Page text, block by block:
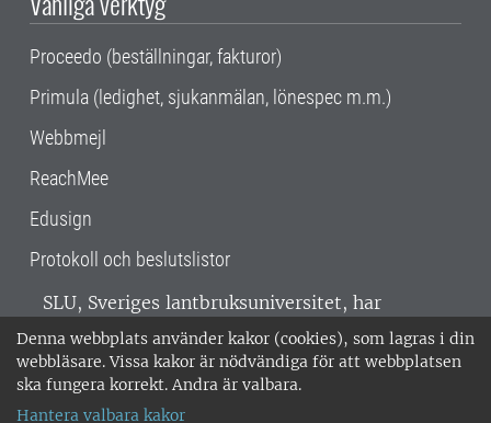
Denna webbplats använder kakor (cookies), som lagras i din
webbläsare. Vissa kakor är nödvändiga för att webbplatsen
ska fungera korrekt. Andra är valbara.
Hantera valbara kakor
Proceedo (beställningar, fakturor)
Primula (ledighet, sjukanmälan, lönespec m.m.)
Webbmejl
ReachMee
Edusign
Protokoll och beslutslistor
SLU, Sveriges lantbruksuniversitet, har
verksamhet över hela Sverige. Huvudorter är
Alnarp, Uppsala och Umeå.SLU är
miljöcertifierat enligt ISO 14001. •
018-67 10 00 • Org nr: 202100-2817 •